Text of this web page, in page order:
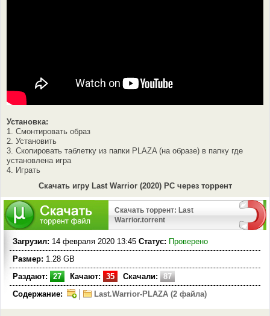
Установка:
1. Смонтировать образ
2. Установить
3. Скопировать таблетку из папки PLAZA (на образе) в папку где
установлена игра
4. Играть
Скачать игру Last Warrior (2020) PC через торрент
Скачать торрент: Last
Warrior.torrent
Загрузил: 14 февраля 2020 13:45 Статус: Проверено
Размер: 1.28 GB
Раздают:
27 Качают: 35 Скачали:
87
Содержание:
Last.Warrior-PLAZA (2 файла)